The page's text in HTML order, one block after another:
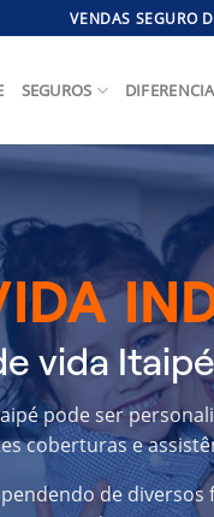
VENDAS SEGURO
SEGUROS
vida Itaipé
pode ser
coberturas e
de